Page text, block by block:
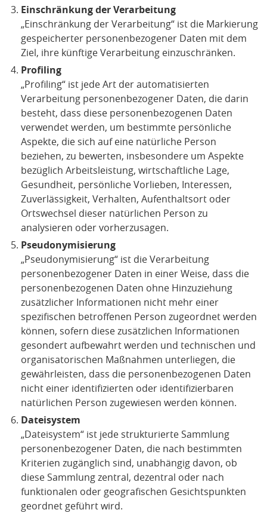
Einschränkung der Verarbeitung
„Einschränkung der Verarbeitung“ ist die Markierung
gespeicherter personenbezogener Daten mit dem
Ziel, ihre künftige Verarbeitung einzuschränken.
Profiling
„Profiling“ ist jede Art der automatisierten
Verarbeitung personenbezogener Daten, die darin
besteht, dass diese personenbezogenen Daten
verwendet werden, um bestimmte persönliche
Aspekte, die sich auf eine natürliche Person
beziehen, zu bewerten, insbesondere um Aspekte
bezüglich Arbeitsleistung, wirtschaftliche Lage,
Gesundheit, persönliche Vorlieben, Interessen,
Zuverlässigkeit, Verhalten, Aufenthaltsort oder
Ortswechsel dieser natürlichen Person zu
analysieren oder vorherzusagen.
Pseudonymisierung
„Pseudonymisierung“ ist die Verarbeitung
personenbezogener Daten in einer Weise, dass die
personenbezogenen Daten ohne Hinzuziehung
zusätzlicher Informationen nicht mehr einer
spezifischen betroffenen Person zugeordnet werden
können, sofern diese zusätzlichen Informationen
gesondert aufbewahrt werden und technischen und
organisatorischen Maßnahmen unterliegen, die
gewährleisten, dass die personenbezogenen Daten
nicht einer identifizierten oder identifizierbaren
natürlichen Person zugewiesen werden können.
Dateisystem
„Dateisystem“ ist jede strukturierte Sammlung
personenbezogener Daten, die nach bestimmten
Kriterien zugänglich sind, unabhängig davon, ob
diese Sammlung zentral, dezentral oder nach
funktionalen oder geografischen Gesichtspunkten
geordnet geführt wird.